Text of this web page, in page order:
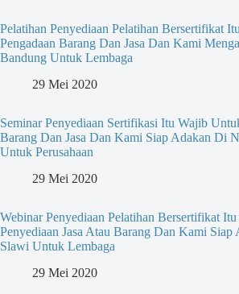
Pelatihan Penyediaan Pelatihan Bersertifikat
Pengadaan Barang Dan Jasa Dan Kami
Bandung Untuk Lembaga
29 Mei 2020
Seminar Penyediaan Sertifikasi Itu Wajib
Barang Dan Jasa Dan Kami Siap Adakan Di
Untuk Perusahaan
29 Mei 2020
Webinar Penyediaan Pelatihan Bersertifikat
Penyediaan Jasa Atau Barang Dan Kami Siap
Slawi Untuk Lembaga
29 Mei 2020